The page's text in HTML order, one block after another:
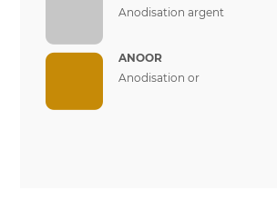
Anodisation argent
ANOOR
Anodisation or